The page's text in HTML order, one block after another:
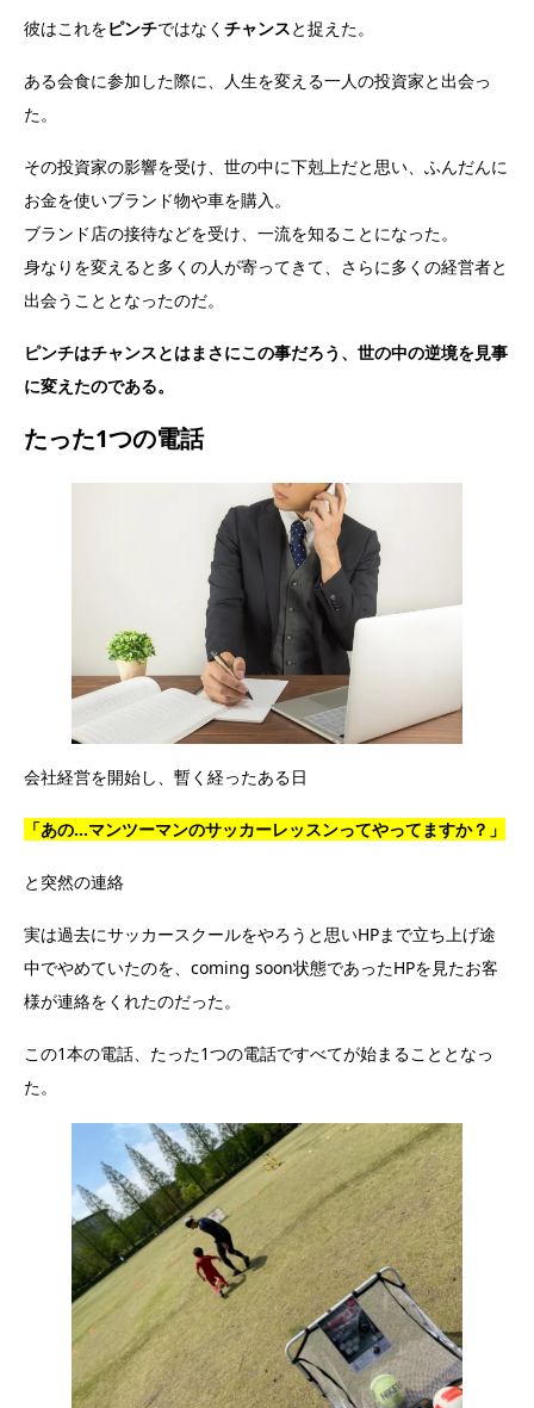
彼はこれをピンチではなく チャンスと捉えた。
ある会食に参加した際に、人生を変える一人の投資家と出会っ
た。
その投資家の影響を受け、世の中に下剋上だと思い、ふんだんに
お金を使いブランド物や車を購入。
ブランド店の接待などを受け、一流を知ることになった。
身なりを変えると多くの人が寄ってきて、さらに多くの経営者と
出会うこととなったのだ。
ピンチはチャンスとはまさにこの事だろう、世の中の逆境を見事
に変えたのである。
たった1つの電話
会社経営を開始し、暫く経ったある日
「あの…マンツーマンのサッカーレッスンってやってますか？」
と突然の連絡
実は過去にサッカースクールをやろうと思いHPまで立ち上げ途
中でやめていたのを、coming soon状態であったHPを見たお客
様が連絡をくれたのだった。
この1本の電話、たった1つの電話ですべてが始まることとなっ
た。